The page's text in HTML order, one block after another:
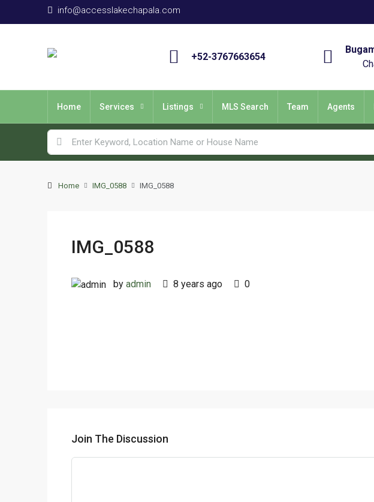
info@accesslakechapala.com
+52-3767663654
Home Services Listings MLS Search Team Agents
Home IMG_0588 IMG_0588
IMG_0588
by admin 8 years ago 0
Join The Discussion